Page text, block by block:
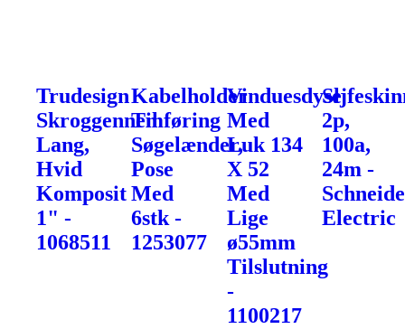
Trudesign
Skroggennemføring
Lang,
Hvid
Komposit
1" -
1068511
Kabelholder
Til
Søgelænder,
Pose
Med
6stk -
1253077
Vinduesdyse
Med
Luk 134
X 52
Med
Lige
ø55mm
Tilslutning
-
1100217
2p,
100a,
24m -
Electric